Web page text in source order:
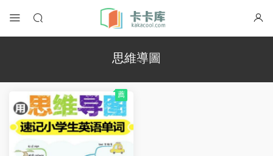
思維導圖
薦